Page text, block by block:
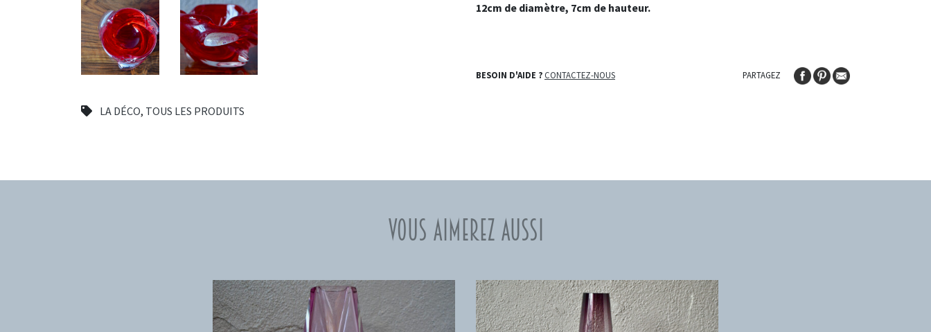
LA DÉCO, TOUS LES PRODUITS
12cm de diamètre, 7cm de hauteur.
BESOIN D'AIDE ?CONTACTEZ-NOUS PARTAGEZ
Vous aimerez aussi